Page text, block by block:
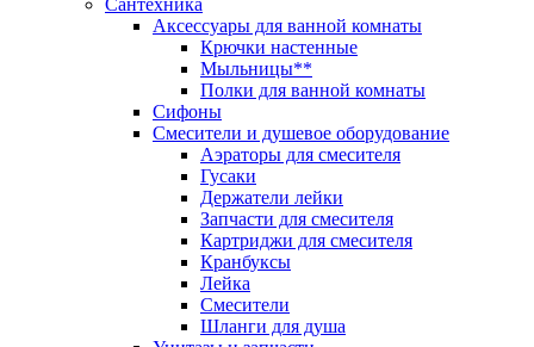
Сантехника
Аксессуары для ванной комнаты
Крючки настенные
Мыльницы**
Полки для ванной комнаты
Сифоны
Смесители и душевое оборудование
Аэраторы для смесителя
Гусаки
Держатели лейки
Запчасти для смесителя
Картриджи для смесителя
Кранбуксы
Лейка
Смесители
Шланги для душа